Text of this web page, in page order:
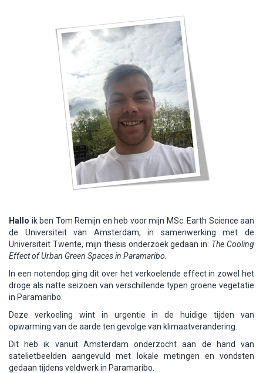
Hallo ik ben Tom Remijn en heb voor mijn MSc. Earth Science aan
de Universiteit van Amsterdam, in samenwerking met de
Universiteit Twente, mijn thesis onderzoek gedaan in: The Cooling
Effect of Urban Green Spaces in Paramaribo.
In een notendop ging dit over het verkoelende effect in zowel het
droge als natte seizoen van verschillende typen groene vegetatie
in Paramaribo.
Deze verkoeling wint in urgentie in de huidige tijden van
opwarming van de aarde ten gevolge van klimaatverandering.
Dit heb ik vanuit Amsterdam onderzocht aan de hand van
satelietbeelden aangevuld met lokale metingen en vondsten
gedaan tijdens veldwerk in Paramaribo.